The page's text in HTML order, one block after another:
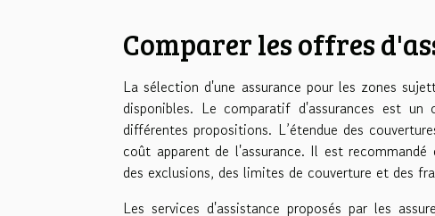
Comparer les offres
La sélection d'une assurance pour les zones
disponibles. Le comparatif d'assurances est
différentes propositions. L’étendue des
coût apparent de l'assurance. Il est
des exclusions, des limites de couverture et des
Les services d'assistance proposés par les